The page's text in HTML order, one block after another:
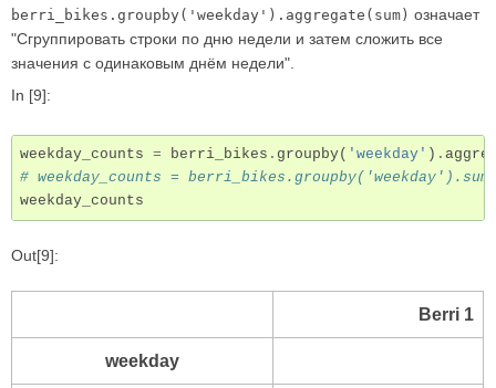
berri_bikes.groupby('weekday').aggregate(sum) означает
"Сгруппировать строки по дню недели и затем сложить все
значения с одинаковым днём недели".
In [9]:
weekday_counts = berri_bikes . groupby( 'weekday' ) .
# weekday_counts =
weekday_counts
Out[9]:
Berri 1
weekday